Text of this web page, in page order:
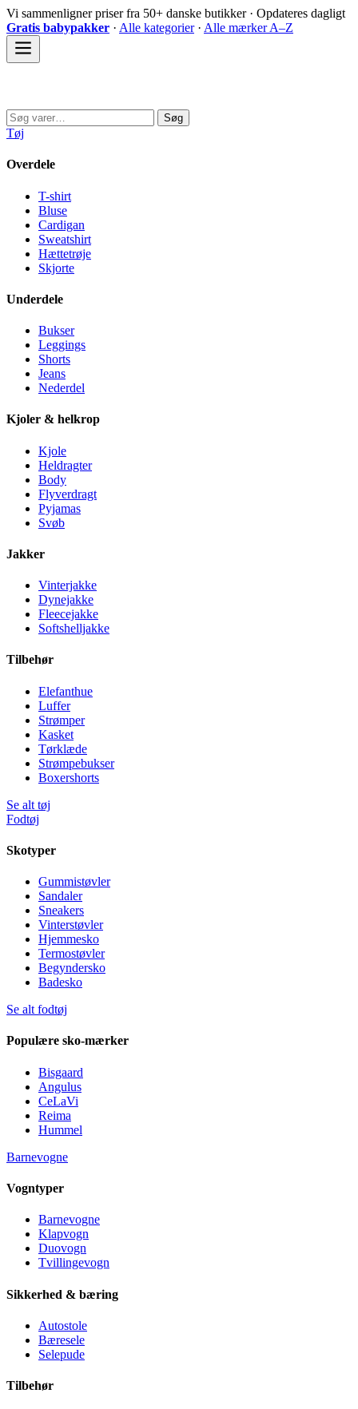
Spring
til
indhold
Vi sammenligner priser fra 50+ danske butikker · Opdateres dagligt
Gratis babypakker · Alle kategorier· Alle mærker A–Z
Søg
efter:
Søg
Tøj
Overdele
T-shirt
Bluse
Cardigan
Sweatshirt
Hættetrøje
Skjorte
Underdele
Bukser
Leggings
Shorts
Jeans
Nederdel
Kjoler & helkrop
Kjole
Heldragter
Body
Flyverdragt
Pyjamas
Svøb
Jakker
Vinterjakke
Dynejakke
Fleecejakke
Softshelljakke
Tilbehør
Elefanthue
Luffer
Strømper
Kasket
Tørklæde
Strømpebukser
Boxershorts
Se alt tøj
Fodtøj
Skotyper
Gummistøvler
Sandaler
Sneakers
Vinterstøvler
Hjemmesko
Termostøvler
Begyndersko
Badesko
Se alt fodtøj
Populære sko-mærker
Bisgaard
Angulus
CeLaVi
Reima
Hummel
Barnevogne
Vogntyper
Barnevogne
Klapvogn
Duovogn
Tvillingevogn
Sikkerhed & bæring
Autostole
Bæresele
Selepude
Tilbehør